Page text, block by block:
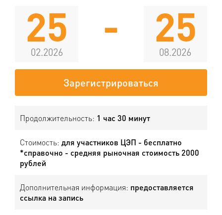
25
02.2026
- 25
08.2026
Зарегистрироваться
Продолжительность: 1 час 30 минут
Стоимость: для участников ЦЭП - бесплатно
*справочно - средняя рыночная стоимость 2000
рублей
Дополнительная информация: предоставляется
ссылка на запись